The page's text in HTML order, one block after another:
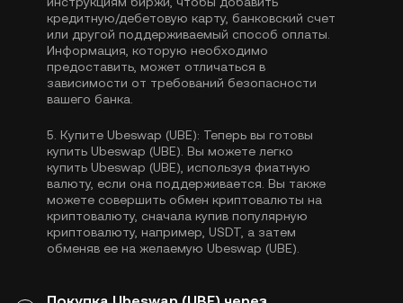
кредитную/дебетовую карту, банковский счет
или другой поддерживаемый способ оплаты.
Информация, которую необходимо
предоставить, может отличаться в
зависимости от требований безопасности
вашего банка.
5. Купите Ubeswap (UBE): Теперь вы готовы
купить Ubeswap (UBE). Вы можете легко
купить Ubeswap (UBE), используя фиатную
валюту, если она поддерживается. Вы также
можете совершить обмен криптовалюты на
криптовалюту, сначала купив популярную
криптовалюту, например, USDT , а затем
обменяв ее на желаемую Ubeswap (UBE).